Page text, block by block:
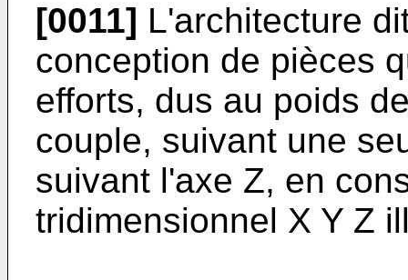
[0011] L'architecture
conception de pièces
efforts, dus au poids
couple, suivant une
suivant l'axe Z, en
tridimensionnel X Y Z